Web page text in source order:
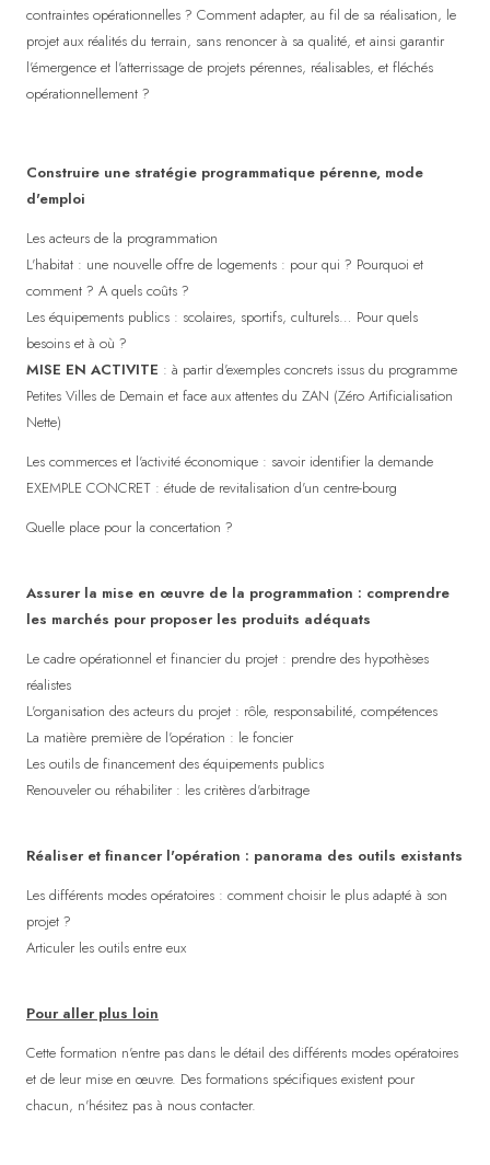
contraintes opérationnelles ? Comment adapter, au fil de sa réalisation, le
projet aux réalités du terrain, sans renoncer à sa qualité, et ainsi garantir
l'émergence et l'atterrissage de projets pérennes, réalisables, et fléchés
opérationnellement ?
Construire une stratégie programmatique pérenne, mode
d'emploi
Les acteurs de la programmation
L'habitat : une nouvelle offre de logements : pour qui ? Pourquoi et
comment ? A quels coûts ?
Les équipements publics : scolaires, sportifs, culturels… Pour quels
besoins et à où ?
MISE EN ACTIVITE : à partir d'exemples concrets issus du programme
Petites Villes de Demain et face aux attentes du ZAN (Zéro Artificialisation
Nette)
Les commerces et l'activité économique : savoir identifier la demande
EXEMPLE CONCRET : étude de revitalisation d'un centre-bourg
Quelle place pour la concertation ?
Assurer la mise en œuvre de la programmation : comprendre
les marchés pour proposer les produits adéquats
Le cadre opérationnel et financier du projet : prendre des hypothèses
réalistes
L'organisation des acteurs du projet : rôle, responsabilité, compétences
La matière première de l'opération : le foncier
Les outils de financement des équipements publics
Renouveler ou réhabiliter : les critères d'arbitrage
Réaliser et financer l'opération : panorama des outils existants
Les différents modes opératoires : comment choisir le plus adapté à son
projet ?
Articuler les outils entre eux
Pour aller plus loin
Cette formation n'entre pas dans le détail des différents modes opératoires
et de leur mise en œuvre. Des formations spécifiques existent pour
chacun, n'hésitez pas à nous contacter.